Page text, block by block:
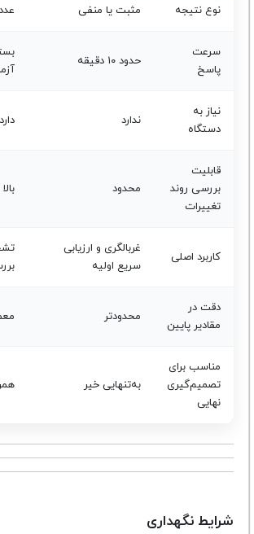
نوع نتیجه مثبت یا منفی
سرعت
پاسخ
حدود ۱۰ دقیقه
نیاز به
دستگاه
ندارد دارد
قابلیت
بررسی روند
تغییرات
محدود بالا
کاربرد اصلی
غربالگری و ارزیابی
سریع اولیه
دقت در
مقادیر پایین
محدودتر
مناسب برای
تصمیم‌گیری
نهایی
به‌تنهایی خیر
شرایط نگهداری